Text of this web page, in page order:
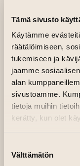
Tämä sivusto
Käytämme
räätälöimiseen,
tukemiseen ja
jaamme
alan
sivustoamme.
tietoja muihin
kerätty, kun olet
valinta
Välttämätön
Panu
Night to Dawn
“In my
reflect
Aulanko,
revisit
break of
child, I
time
I began